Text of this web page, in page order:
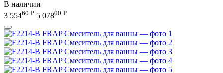
В наличии
3 55460 Р 5 07800 Р